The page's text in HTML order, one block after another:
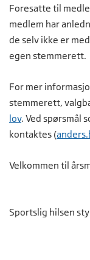
Foresatte til
medlem har
de selv ikke er
egen stemmerett.
For mer
stemmerett,
lov. Ved spørsmål
kontaktes (
Velkommen til
Sportslig hilsen